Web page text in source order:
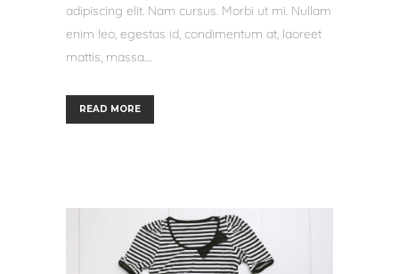
adipiscing elit. Nam cursus. Morbi ut mi. Nullam
enim leo, egestas id, condimentum at, laoreet
mattis, massa....
READ MORE